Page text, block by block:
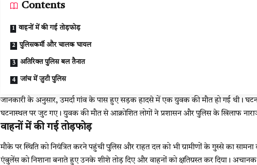
Contents
वाहनों में की गई तोड़फोड़
पुलिसकर्मी और चालक घायल
अतिरिक्त पुलिस बल तैनात
जांच में जुटी पुलिस
जानकारी के अनुसार, उमर्दा गांव के पास हुए सड़क हादसे में एक युवक की मौत हो गई थी।
घटनास्थल पर जुट गए। युवक की मौत से आक्रोशित लोगों ने प्रशासन और पुलिस के खिलाफ
वाहनों में की गई तोड़फोड़
मौके पर स्थिति को नियंत्रित करने पहुंची पुलिस और राहत दल को भी ग्रामीणों के गुस्से का
एंबुलेंस को निशाना बनाते हुए उनके शीशे तोड़ दिए और वाहनों को क्षतिग्रस्त कर दिया।